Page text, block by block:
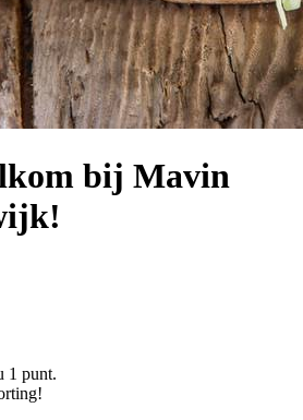
bij Mavin
1 punt.